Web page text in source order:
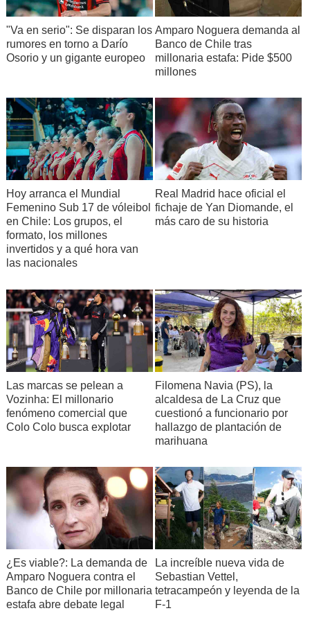
"Va en serio": Se disparan los
rumores en torno a Darío
Osorio y un gigante europeo
Amparo Noguera demanda al
Banco de Chile tras
millonaria estafa: Pide $500
millones
Hoy arranca el Mundial
Femenino Sub 17 de vóleibol
en Chile: Los grupos, el
formato, los millones
invertidos y a qué hora van
las nacionales
Real Madrid hace oficial el
fichaje de Yan Diomande, el
más caro de su historia
Las marcas se pelean a
Vozinha: El millonario
fenómeno comercial que
Colo Colo busca explotar
Filomena Navia (PS), la
alcaldesa de La Cruz que
cuestionó a funcionario por
hallazgo de plantación de
marihuana
¿Es viable?: La demanda de
Amparo Noguera contra el
Banco de Chile por millonaria
estafa abre debate legal
La increíble nueva vida de
Sebastian Vettel,
tetracampeón y leyenda de la
F-1